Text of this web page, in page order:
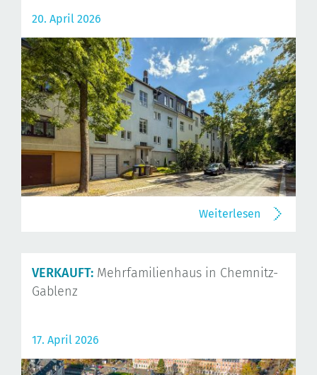
20. April 2026
Weiterlesen
VERKAUFT: Mehrfamilienhaus in Chemnitz-
Gablenz
17. April 2026